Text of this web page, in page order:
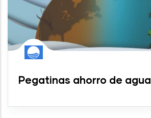
Pegatinas ahorro de agua